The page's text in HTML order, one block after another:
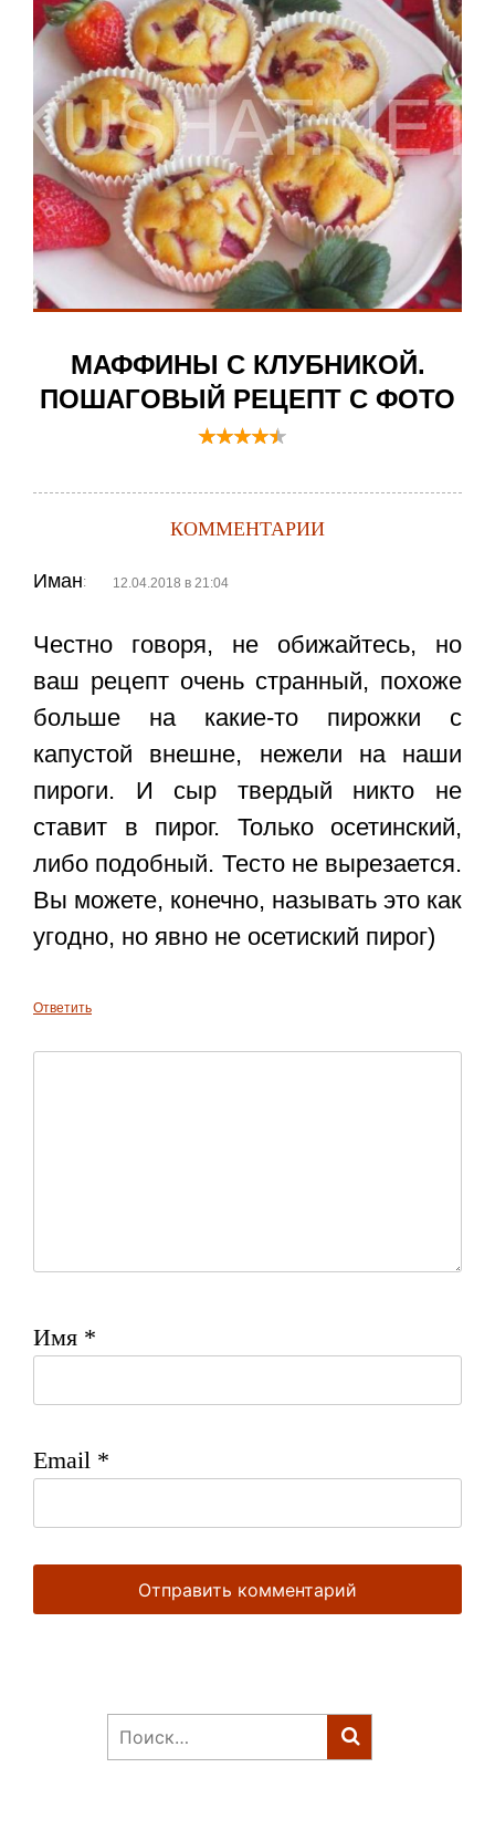
МАФФИНЫ С КЛУБНИКОЙ.
ПОШАГОВЫЙ РЕЦЕПТ С ФОТО
КОММЕНТАРИИ
Иман: 12.04.2018 в 21:04
Честно говоря, не обижайтесь, но
ваш рецепт очень странный, похоже
больше на какие-то пирожки с
капустой внешне, нежели на наши
пироги. И сыр твердый никто не
ставит в пирог. Только осетинский,
либо подобный. Тесто не вырезается.
Вы можете, конечно, называть это как
угодно, но явно не осетиский пирог)
Ответить
Имя *
Email *
Найти: